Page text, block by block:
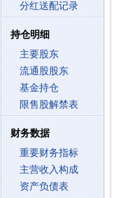
分红送配记录
持仓明细
主要股东
流通股股东
基金持仓
限售股解禁表
财务数据
重要财务指标
主营收入构成
资产负债表